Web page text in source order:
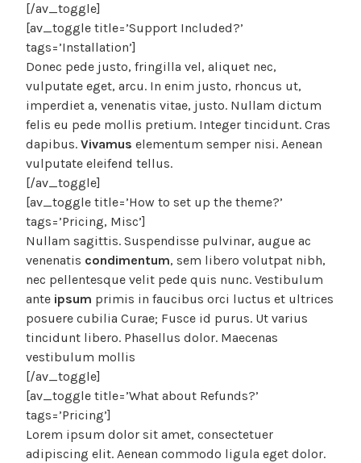
[/av_toggle]
[av_toggle title=’Support Included?’
tags=’Installation’]
Donec pede justo, fringilla vel, aliquet nec,
vulputate eget, arcu. In enim justo, rhoncus ut,
imperdiet a, venenatis vitae, justo. Nullam dictum
felis eu pede mollis pretium. Integer tincidunt. Cras
dapibus. Vivamus elementum semper nisi. Aenean
vulputate eleifend tellus.
[/av_toggle]
[av_toggle title=’How to set up the theme?’
tags=’Pricing, Misc’]
Nullam sagittis. Suspendisse pulvinar, augue ac
venenatis condimentum, sem libero volutpat nibh,
nec pellentesque velit pede quis nunc. Vestibulum
ante ipsum primis in faucibus orci luctus et ultrices
posuere cubilia Curae; Fusce id purus. Ut varius
tincidunt libero. Phasellus dolor. Maecenas
vestibulum mollis
[/av_toggle]
[av_toggle title=’What about Refunds?’
tags=’Pricing’]
Lorem ipsum dolor sit amet, consectetuer
adipiscing elit. Aenean commodo ligula eget dolor.